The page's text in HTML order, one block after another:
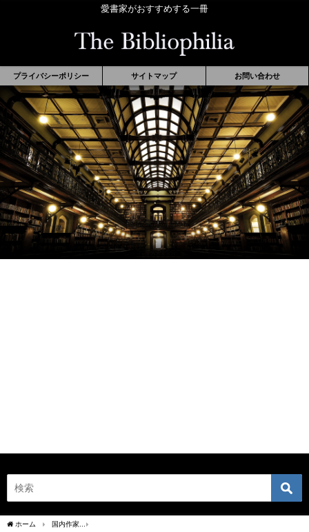
愛書家がおすすめする一冊
プライバシーポリシー サイトマップ お問い合わせ
ホーム 国内作家